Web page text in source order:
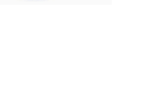
四旬期避靜」—【逾